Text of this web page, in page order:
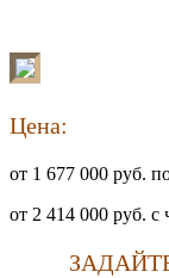
Цена:
от 1 677 000 руб.
от 2 414 000 руб. с